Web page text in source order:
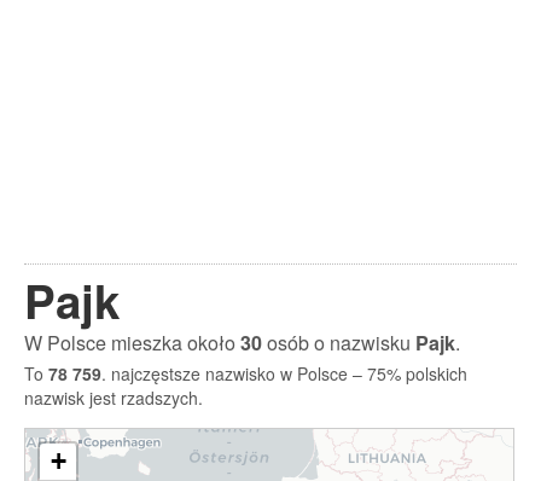
Pajk
W Polsce mieszka około30osób o nazwisku Pajk.
To 78 759. najczęstsze nazwisko w Polsce – 75% polskich
nazwisk jest rzadszych.
+